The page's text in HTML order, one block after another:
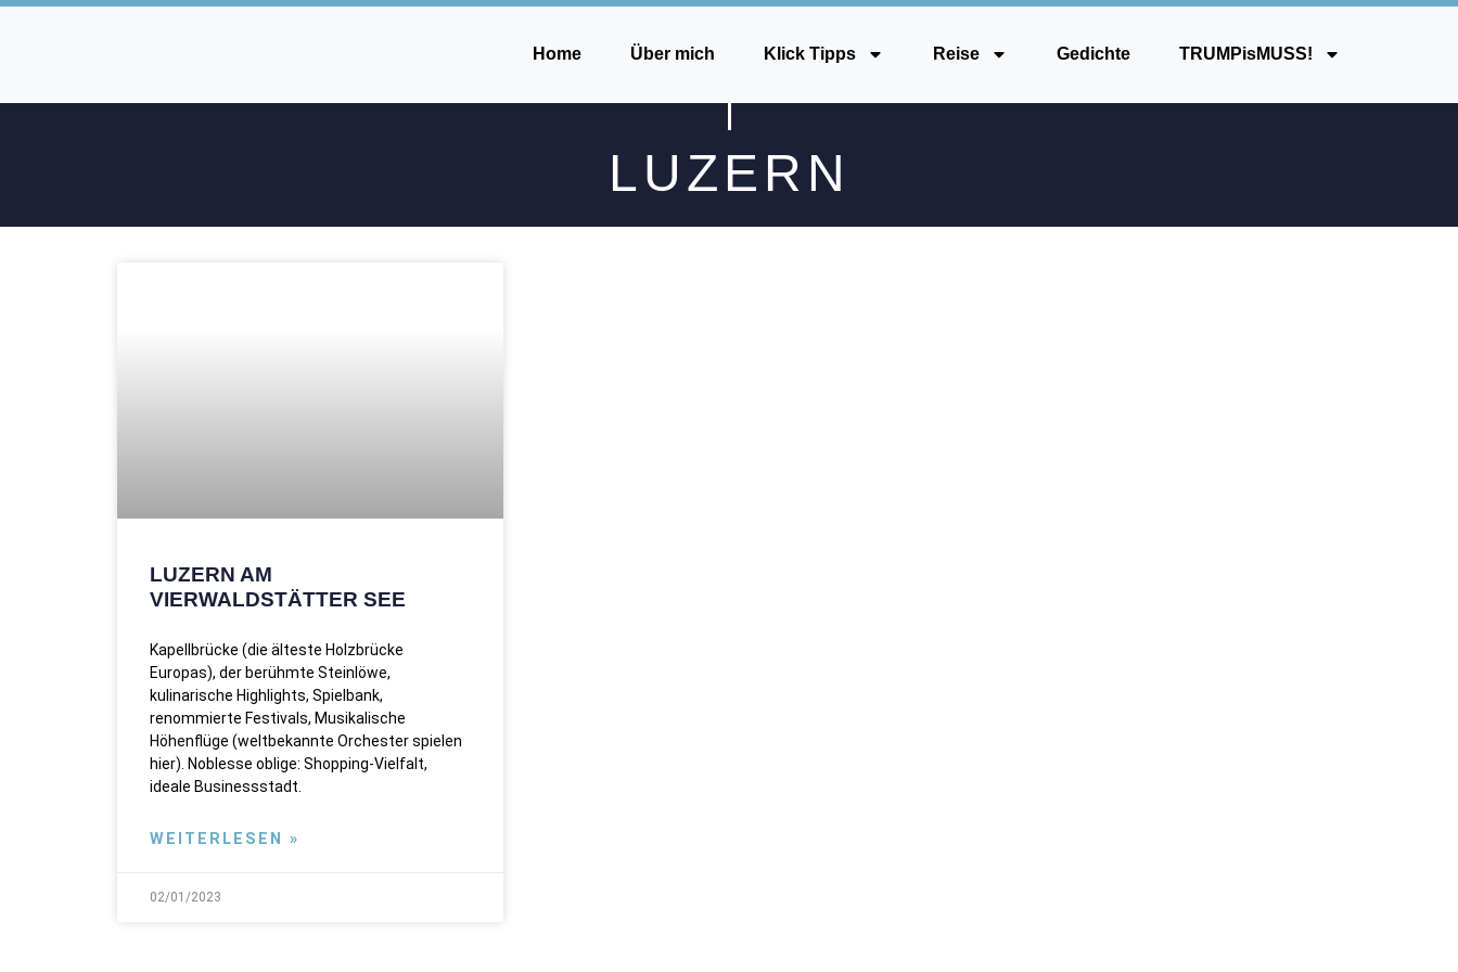
Home Über mich Klick Tipps Reise Gedichte TRUMPisMUSS!
LUZERN
LUZERN AM
VIERWALDSTÄTTER SEE
Kapellbrücke (die älteste Holzbrücke
Europas), der berühmte Steinlöwe,
kulinarische Highlights, Spielbank,
renommierte Festivals, Musikalische
Höhenflüge (weltbekannte Orchester spielen
hier). Noblesse oblige: Shopping-Vielfalt,
ideale Businessstadt.
WEITERLESEN »
02/01/2023